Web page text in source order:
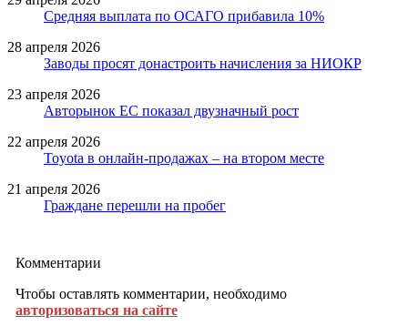
Средняя выплата по ОСАГО прибавила 10%
28 апреля 2026
Заводы просят донастроить начисления за НИОКР
23 апреля 2026
Авторынок ЕС показал двузначный рост
22 апреля 2026
Toyota в онлайн-продажах – на втором месте
21 апреля 2026
Граждане перешли на пробег
Комментарии
Чтобы оставлять комментарии, необходимо
авторизоваться на сайте